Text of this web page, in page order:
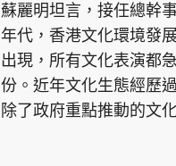
蘇麗明坦言，接任總幹
年代，香港文化環境發
出現，所有文化表演都
份。近年文化生態經歷
除了政府重點推動的文